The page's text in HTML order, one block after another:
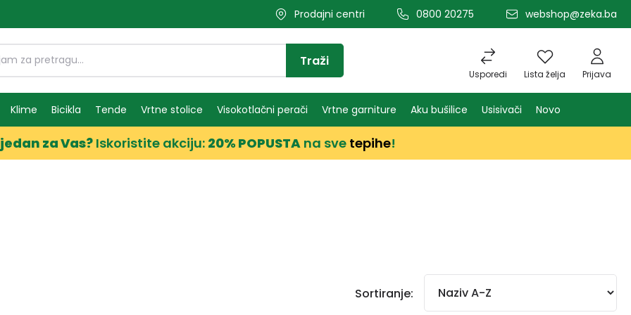
Prodajni centri 0800 20275 webshop@zeka.ba
Usporedi Lista želja Prijava
Traži
Klime Bicikla Tende Vrtne stolice Visokotlačni perači Vrtne garniture Aku bušilice Usisivači Novo
za Vas?Iskoristite akciju: 20% POPUSTA na sve tepihe!
Sortiranje: